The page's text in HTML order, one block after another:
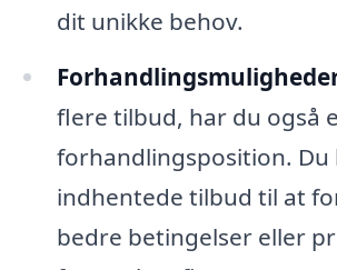
dit unikke behov.
flere tilbud, har du også
forhandlingsposition. Du
indhentede tilbud til at
bedre betingelser eller